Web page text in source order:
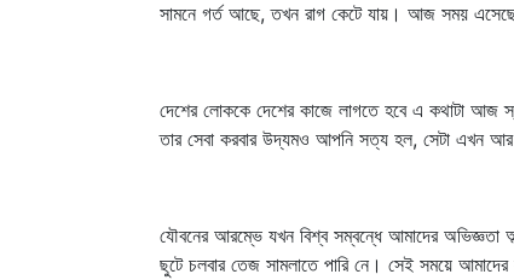
সামনে গর্ত আছে, তখন রাগ কেটে যায়। আজ সময়
দেশের লোককে দেশের কাজে লাগতে হবে এ কথাটা আজ
তার সেবা করবার উদ্যমও আপনি সত্য হল, সেটা এখন
যৌবনের আরম্ভে যখন বিশ্ব সম্বন্ধে আমাদের
ছুটে চলবার তেজ সামলাতে পারি নে। সেই সময়ে